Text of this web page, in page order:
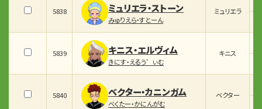
5838 ミュリエラ・ストーン
みゅりえら・すとーん
ミュリエラ
5839 キニス・エルヴィム
きにす・えるう゛ぃむ
キニス
5840 ベクター・カニンガム
べくたー・かにんがむ
ベクター